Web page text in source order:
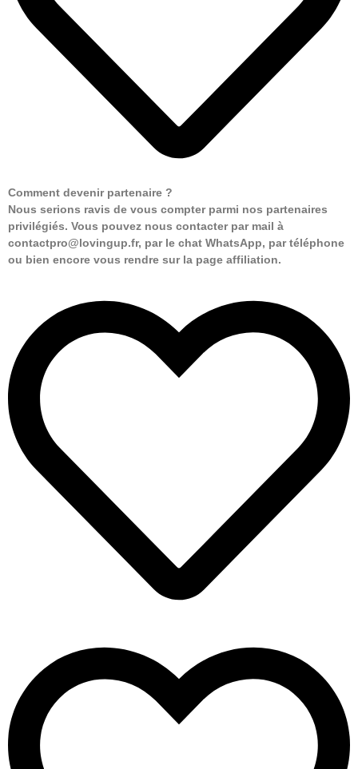
Comment devenir partenaire ?
Nous serions ravis de vous compter parmi nos partenaires
privilégiés. Vous pouvez nous contacter par mail à
contactpro@lovingup.fr, par le chat WhatsApp, par téléphone
ou bien encore vous rendre sur la page affiliation.